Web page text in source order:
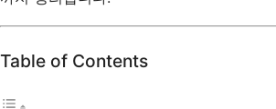
Table of Contents